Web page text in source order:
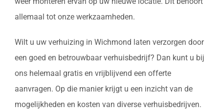
allemaal tot onze werkzaamheden.
Wilt u uw verhuizing in Wichmond laten verzorgen door
een goed en betrouwbaar verhuisbedrijf? Dan kunt u bij
ons helemaal gratis en vrijblijvend een offerte
aanvragen. Op die manier krijgt u een inzicht van de
mogelijkheden en kosten van diverse verhuisbedrijven.